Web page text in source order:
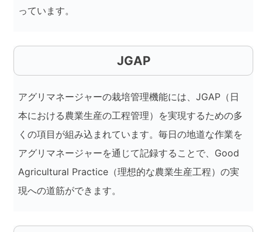
っています。
JGAP
アグリマネージャーの栽培管理機能には、JGAP（日
本における農業生産の工程管理）を実現するための多
くの項目が組み込まれています。毎日の地道な作業を
アグリマネージャーを通じて記録することで、Good
Agricultural Practice（理想的な農業生産工程）の実
現への道筋ができます。